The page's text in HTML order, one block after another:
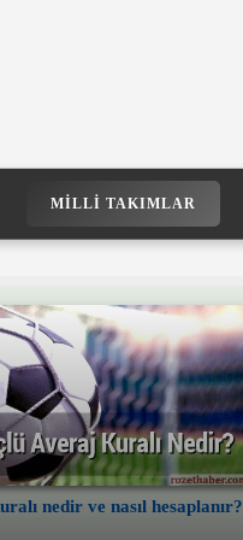
MILLI TAKIMLAR
nedir ve nasıl hesaplanır?